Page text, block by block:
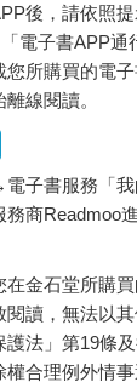
遨遊。
新之際，火車
人不得不相信
充滿著奇妙的
會消失。
請詳閱《鐵道
後，請依照
電子書APP通
您所購買的電
線閱讀。
子書服務「
商Readmoo進
在金石堂所購
讀，無法以
護法」第19條
權合理例外情